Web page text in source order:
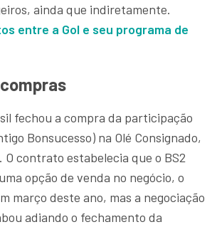
ainda que indiretamente.
entre a Gol e seu programa de
fechou a compra da participação
Bonsucesso) na Olé Consignado,
O contrato estabelecia que o BS2
opção de venda no negócio, o
março deste ano, mas a negociação
adiando o fechamento da